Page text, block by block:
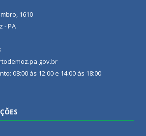
1610
- PA
08:00 às 12:00 e 14:00 às 18:00